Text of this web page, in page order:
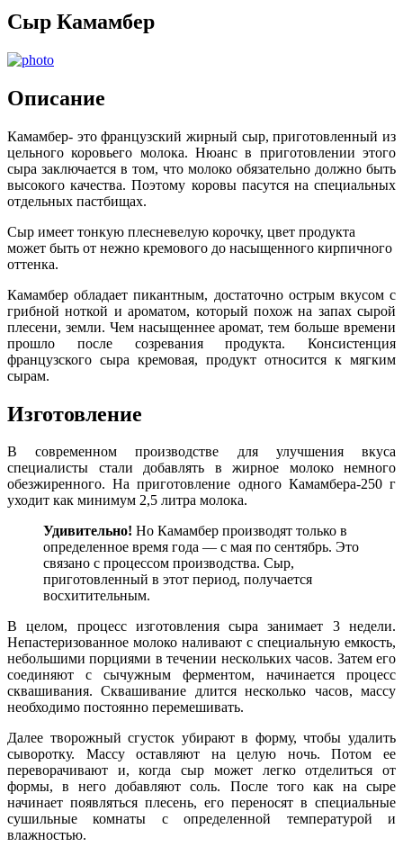
Сыр Камамбер
Описание
Камамбер- это французский жирный сыр, приготовленный из
цельного коровьего молока. Нюанс в приготовлении этого
сыра заключается в том, что молоко обязательно должно быть
высокого качества. Поэтому коровы пасутся на специальных
отдельных пастбищах.
Сыр имеет тонкую плесневелую корочку, цвет продукта
может быть от нежно кремового до насыщенного кирпичного
оттенка.
Камамбер обладает пикантным, достаточно острым вкусом с
грибной ноткой и ароматом, который похож на запах сырой
плесени, земли. Чем насыщеннее аромат, тем больше времени
прошло после созревания продукта. Консистенция
французского сыра кремовая, продукт относится к мягким
сырам.
Изготовление
В современном производстве для улучшения вкуса
специалисты стали добавлять в жирное молоко немного
обезжиренного. На приготовление одного Камамбера-250 г
уходит как минимум 2,5 литра молока.
Удивительно! Но Камамбер производят только в
определенное время года — с мая по сентябрь. Это
связано с процессом производства. Сыр,
приготовленный в этот период, получается
восхитительным.
В целом, процесс изготовления сыра занимает 3 недели.
Непастеризованное молоко наливают с специальную емкость,
небольшими порциями в течении нескольких часов. Затем его
соединяют с сычужным ферментом, начинается процесс
сквашивания. Сквашивание длится несколько часов, массу
необходимо постоянно перемешивать.
Далее творожный сгусток убирают в форму, чтобы удалить
сыворотку. Массу оставляют на целую ночь. Потом ее
переворачивают и, когда сыр может легко отделиться от
формы, в него добавляют соль. После того как на сыре
начинает появляться плесень, его переносят в специальные
сушильные комнаты с определенной температурой и
влажностью.